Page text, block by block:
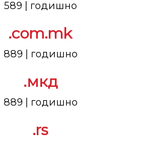
589 | годишно
.com.mk
889 | годишно
.мкд
889 | годишно
.rs